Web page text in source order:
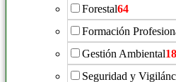
Forestal64
Formación
Gestión Ambiental
Seguridad y